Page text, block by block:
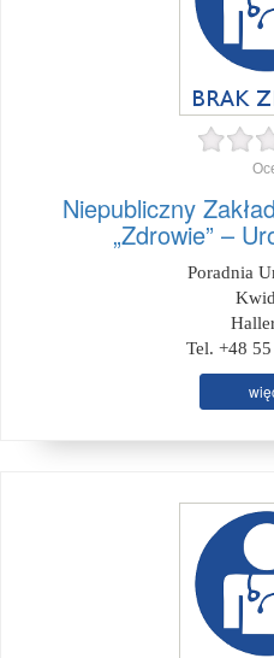
Niepubliczny
„Zdrowie” –
Poradnia
Tel. +48